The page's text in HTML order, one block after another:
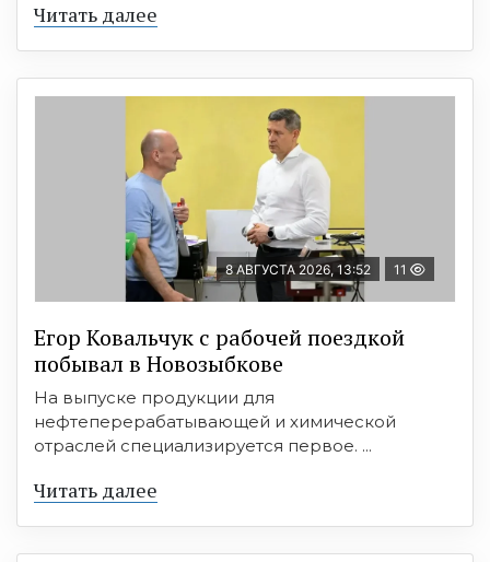
Читать далее
8 АВГУСТА 2026, 13:52 11
Егор Ковальчук с рабочей поездкой
побывал в Новозыбкове
На выпуске продукции для
нефтеперерабатывающей и химической
отраслей специализируется первое. ...
Читать далее